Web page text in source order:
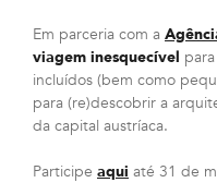
Em parceria com a
viagem inesquecível
incluídos (bem como
para (re)descobrir a
da capital austríaca.
Participe aqui até 31 de